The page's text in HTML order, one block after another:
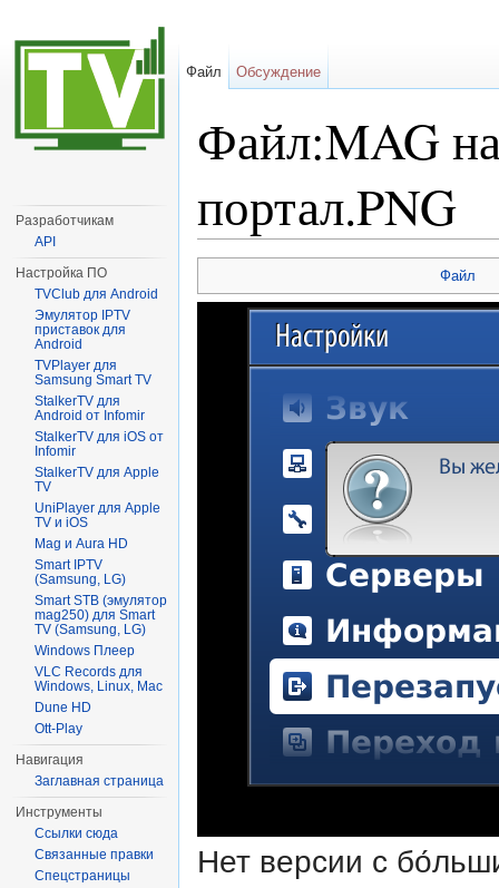
Файл:MAG
портал.PNG
Файл
Нет версии с
Файл Обсуждение
Разработчикам
API
Настройка ПО
TVClub для Android
Эмулятор IPTV
приставок для
Android
TVPlayer для
Samsung Smart TV
StalkerTV для
Android от Infomir
StalkerTV для iOS от
Infomir
StalkerTV для Apple
TV
UniPlayer для Apple
TV и iOS
Mag и Aura HD
Smart IPTV
(Samsung, LG)
Smart STB (эмулятор
mag250) для Smart
TV (Samsung, LG)
Windows Плеер
VLC Records для
Windows, Linux, Mac
Dune HD
Ott-Play
Навигация
Заглавная страница
Инструменты
Ссылки сюда
Связанные правки
Спецстраницы